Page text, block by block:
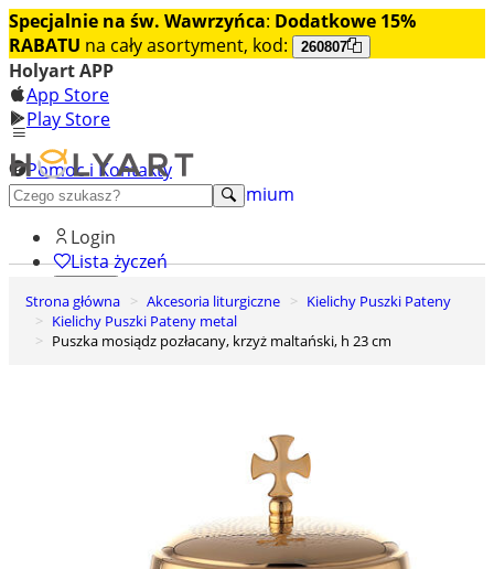
Specjalnie na św. Wawrzyńca: Dodatkowe 15%
RABATU na cały asortyment, kod: 260807
Holyart APP
App Store
Play Store
Pomoc i Kontakty
+48 222 922 860
Odkryj premium
Login
Lista życzeń
0
Koszyk
Strona główna Akcesoria liturgiczne
Kielichy Puszki Pateny
Kielichy Puszki Pateny metal
Puszka mosiądz pozłacany, krzyż maltański, h 23 cm